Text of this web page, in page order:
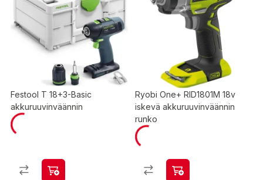
Festool T 18+3-Basic
akkuruuvinväännin
Ryobi One+ RID1801M 18v
iskevä akkuruuvinväännin
runko